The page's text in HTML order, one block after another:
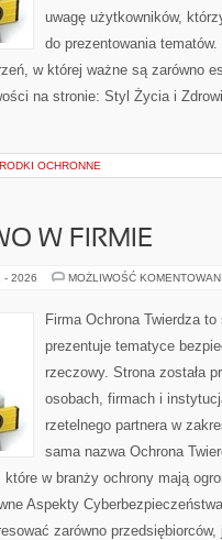
uwagę użytkowników,
do prezentowania
w której ważne są zarówno
na stronie: Styl Życia i
OCHRONNE
W FIRMIE
- 2026 MOŻLIWOŚĆ
Firma Ochrona Twierdza
prezentuje tematyce
rzeczowy. Strona została
osobach, firmach i
rzetelnego partnera w
sama nazwa Ochrona
w branży ochrony mają
Aspekty
zarówno